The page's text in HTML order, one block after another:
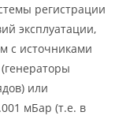
регистрации
эксплуатации,
с источниками
или
мБар (т.е. в